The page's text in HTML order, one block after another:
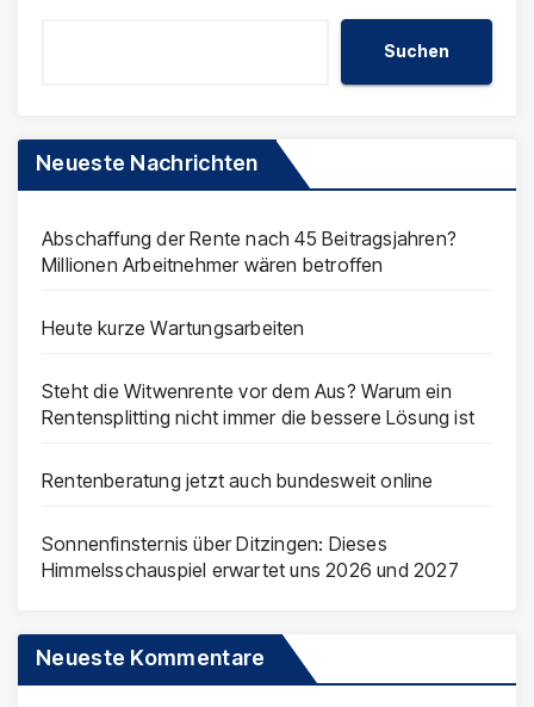
Suchen
Neueste Nachrichten
Abschaffung der Rente nach 45 Beitragsjahren?
Millionen Arbeitnehmer wären betroffen
Heute kurze Wartungsarbeiten
Steht die Witwenrente vor dem Aus? Warum ein
Rentensplitting nicht immer die bessere Lösung ist
Rentenberatung jetzt auch bundesweit online
Sonnenfinsternis über Ditzingen: Dieses
Himmelsschauspiel erwartet uns 2026 und 2027
Neueste Kommentare